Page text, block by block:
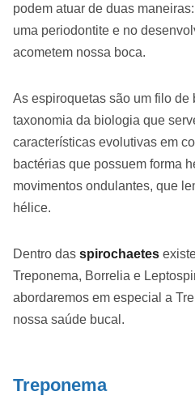
podem atuar de duas
uma periodontite e no
acometem nossa boca.
As espiroquetas são um filo de
taxonomia da biologia que
características evolutivas em
bactérias que possuem forma
movimentos ondulantes, que
hélice.
Dentro das spirochaetes
Treponema, Borrelia e
abordaremos em especial a
nossa saúde bucal.
Treponema